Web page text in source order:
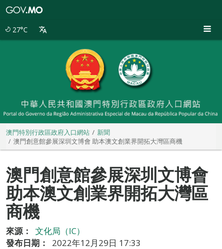
27°C
澳門特別行政區政府入口網站
新聞
澳門創意館參展深圳文博會 助本澳文創業界開拓大灣區商機
澳門創意館參展深圳文博會
助本澳文創業界開拓大灣區
商機
來源：
文化局（IC）
發布日期：
2022年12月29日 17:33